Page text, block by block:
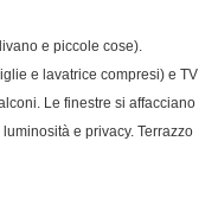
e piccole cose).
e lavatrice compresi) e TV
Le finestre si affacciano
e privacy. Terrazzo